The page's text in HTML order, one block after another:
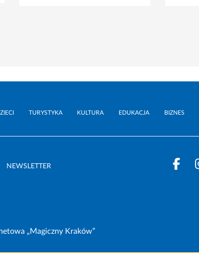
TURYSTYKA KULTURA EDUKACJA BIZNES
NEWSLETTER
„Magiczny Kraków”